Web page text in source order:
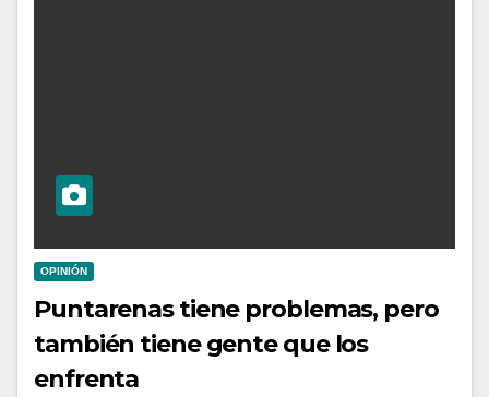
OPINIÓN
Puntarenas tiene problemas, pero
también tiene gente que los
enfrenta